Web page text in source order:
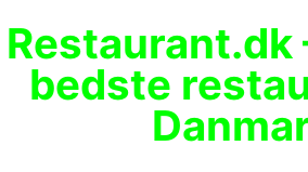
Restaurant.dk
bedste